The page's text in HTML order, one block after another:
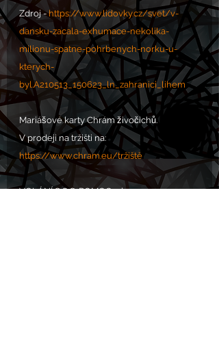
Zdroj - https://www.lidovky.cz/svet/v-
dansku-zacala-exhumace-nekolika-
milionu-spatne-pohrbenych-norku-u-
kterych-
byl.A210513_150623_ln_zahranici_lihem
Mariášové karty Chrám živočichů.
V prodeji na tržišti na:
https://www.chram.eu/tržiště
VOLÁNÍ S.O.S. POMOC zde: